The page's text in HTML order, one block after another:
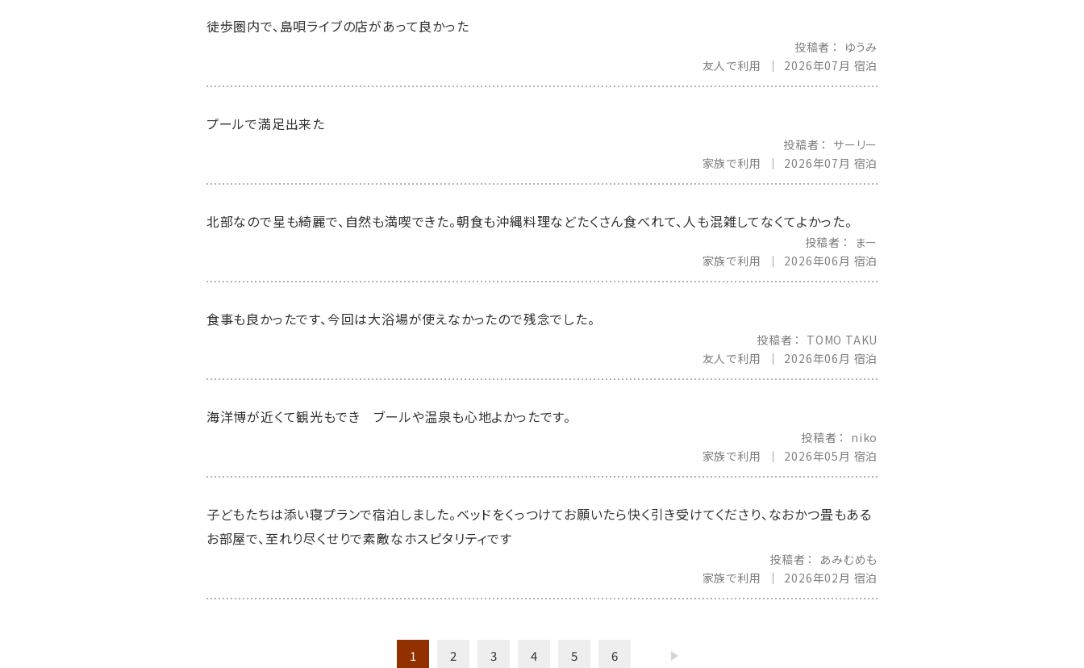
徒歩圏内で、島唄ライブの店があって良かった
投稿者
ゆうみ
友人で利用
2026年07月 宿泊
プールで満足出来た
投稿者
サーリー
家族で利用
2026年07月 宿泊
北部なので星も綺麗で、自然も満喫できた。朝食も沖縄料理などたくさん食べれて、人も混雑してなくてよかった。
投稿者
まー
家族で利用
2026年06月 宿泊
食事も良かったです、今回は大浴場が使えなかったので残念でした。
投稿者
TOMO TAKU
友人で利用
2026年06月 宿泊
海洋博が近くて観光もでき ブールや温泉も心地よかったです。
投稿者
niko
家族で利用
2026年05月 宿泊
子どもたちは添い寝プランで宿泊しました。ベッドをくっつけてお願いたら快く引き受けてくださり、なおかつ畳もある
お部屋で、至れり尽くせりで素敵なホスピタリティです
投稿者
あみむめも
家族で利用
2026年02月 宿泊
1 2 3 4 5 6